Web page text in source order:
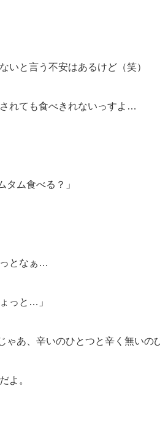
いと言う不安はあるけど（笑）
れても食べきれないっすよ…
タム食べる？」
となぁ…
っと…」
ゃあ、辛いのひとつと辛く無いの
よ。